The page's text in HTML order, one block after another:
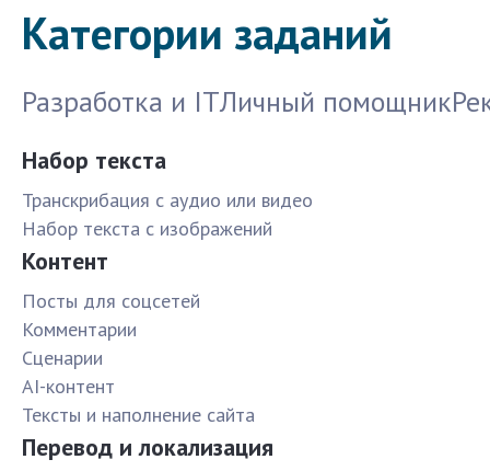
Категории заданий
Разработка и ITЛичный помощник
Набор текста
Транскрибация с аудио или видео
Набор текста с изображений
Контент
Посты для соцсетей
Комментарии
Сценарии
AI-контент
Тексты и наполнение сайта
Перевод и локализация